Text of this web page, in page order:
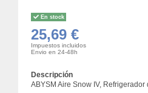
En stock
25,69 €
Impuestos incluidos
Envio en 24-48h
Descripción
ABYSM Aire Snow IV,